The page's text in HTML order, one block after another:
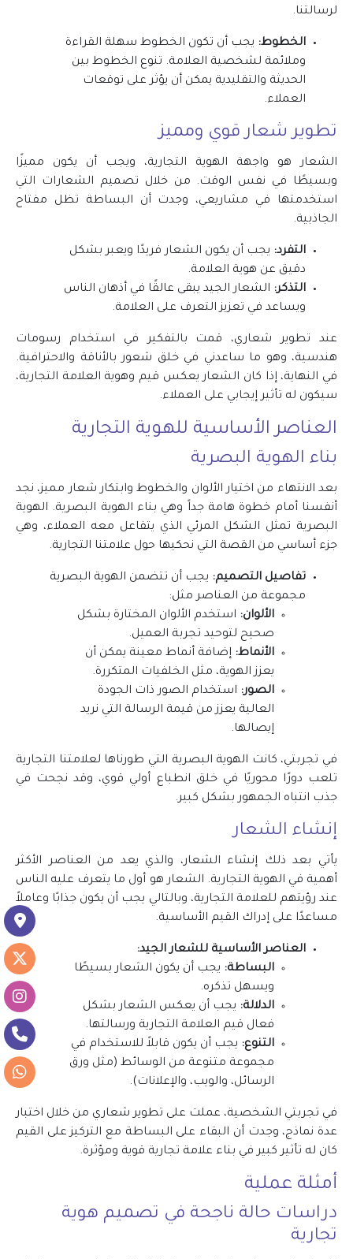
لرسالتنا.
الخطوط: يجب أن تكون الخطوط سهلة القراءة
وملائمة لشخصية العلامة. تنوع الخطوط بين
الحديثة والتقليدية يمكن أن يؤثر على توقعات
العملاء.
تطوير شعار قوي ومميز
الشعار هو واجهة الهوية التجارية، ويجب أن يكون مميزًا
وبسيطًا في نفس الوقت. من خلال تصميم الشعارات التي
استخدمتها في مشاريعي، وجدت أن البساطة تظل مفتاح
الجاذبية.
التفرد: يجب أن يكون الشعار فريدًا ويعبر بشكل
دقيق عن هوية العلامة.
التذكر: الشعار الجيد يبقى عالقًا في أذهان الناس
ويساعد في تعزيز التعرف على العلامة.
عند تطوير شعاري، قمت بالتفكير في استخدام رسومات
هندسية، وهو ما ساعدني في خلق شعور بالأناقة والاحترافية.
في النهاية، إذا كان الشعار يعكس قيم وهوية العلامة التجارية،
سيكون له تأثير إيجابي على العملاء.
العناصر الأساسية للهوية التجارية
بناء الهوية البصرية
بعد الانتهاء من اختيار الألوان والخطوط وابتكار شعار مميز، نجد
أنفسنا أمام خطوة هامة جداً وهي بناء الهوية البصرية. الهوية
البصرية تمثل الشكل المرئي الذي يتفاعل معه العملاء، وهي
جزء أساسي من القصة التي نحكيها حول علامتنا التجارية.
تفاصيل التصميم: يجب أن تتضمن الهوية البصرية
مجموعة من العناصر مثل:
الألوان: استخدم الألوان المختارة بشكل
صحيح لتوحيد تجربة العميل.
الأنماط: إضافة أنماط معينة يمكن أن
يعزز الهوية، مثل الخلفيات المتكررة.
الصور: استخدام الصور ذات الجودة
العالية يعزز من قيمة الرسالة التي نريد
إيصالها.
في تجربتي، كانت الهوية البصرية التي طورناها لعلامتنا التجارية
تلعب دورًا محوريًا في خلق انطباع أولي قوي، وقد نجحت في
جذب انتباه الجمهور بشكل كبير.
إنشاء الشعار
يأتي بعد ذلك إنشاء الشعار، والذي يعد من العناصر الأكثر
أهمية في الهوية التجارية. الشعار هو أول ما يتعرف عليه الناس
عند رؤيتهم للعلامة التجارية، وبالتالي يجب أن يكون جذابًا وعاملاً
مساعدًا على إدراك القيم الأساسية.
العناصر الأساسية للشعار الجيد:
البساطة: يجب أن يكون الشعار بسيطًا
ويسهل تذكره.
الدلالة: يجب أن يعكس الشعار بشكل
فعال قيم العلامة التجارية ورسالتها.
التنوع: يجب أن يكون قابلاً للاستخدام في
مجموعة متنوعة من الوسائط (مثل ورق
الرسائل، والويب، والإعلانات).
في تجربتي الشخصية، عملت على تطوير شعاري من خلال اختبار
عدة نماذج، وجدت أن البقاء على البساطة مع التركيز على القيم
كان له تأثير كبير في بناء علامة تجارية قوية ومؤثرة.
أمثلة عملية
دراسات حالة ناجحة في تصميم هوية
تجارية